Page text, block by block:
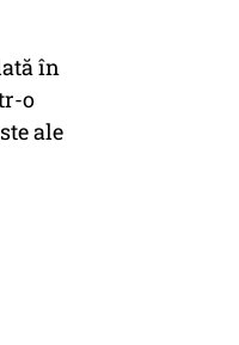
în
o
ale